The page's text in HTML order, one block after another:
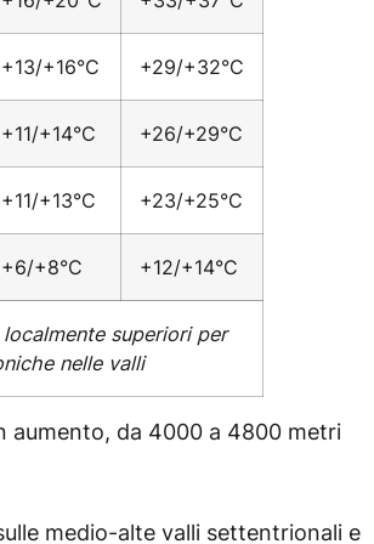
+13/+16°C +29/+32°C
+11/+14°C +26/+29°C
+11/+13°C +23/+25°C
+6/+8°C +12/+14°C
superiori per
nelle valli
aumento, da 4000 a 4800 metri
medio-alte valli settentrionali e